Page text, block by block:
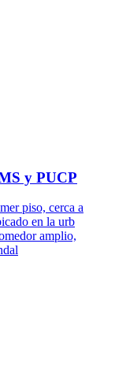
y PUCP
piso, cerca a
en la urb
amplio,